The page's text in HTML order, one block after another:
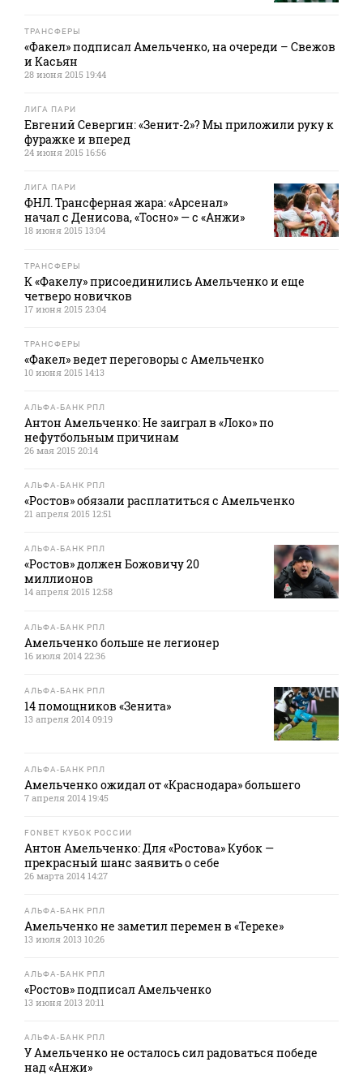
ТРАНСФЕРЫ
«Факел» подписал Амельченко, на очереди – Свежов
и Касьян
28 июня 2015 19:44
ЛИГА ПАРИ
Евгений Севергин: «Зенит-2»? Мы приложили руку к
фуражке и вперед
24 июня 2015 16:56
ЛИГА ПАРИ
ФНЛ. Трансферная жара: «Арсенал»
начал с Денисова, «Тосно» — с «Анжи»
18 июня 2015 13:04
ТРАНСФЕРЫ
К «Факелу» присоединились Амельченко и еще
четверо новичков
17 июня 2015 23:04
ТРАНСФЕРЫ
«Факел» ведет переговоры с Амельченко
10 июня 2015 14:13
АЛЬФА-БАНК РПЛ
Антон Амельченко: Не заиграл в «Локо» по
нефутбольным причинам
26 мая 2015 20:14
АЛЬФА-БАНК РПЛ
«Ростов» обязали расплатиться с Амельченко
21 апреля 2015 12:51
АЛЬФА-БАНК РПЛ
«Ростов» должен Божовичу 20
миллионов
14 апреля 2015 12:58
АЛЬФА-БАНК РПЛ
Амельченко больше не легионер
16 июля 2014 22:36
АЛЬФА-БАНК РПЛ
14 помощников «Зенита»
13 апреля 2014 09:19
АЛЬФА-БАНК РПЛ
Амельченко ожидал от «Краснодара» большего
7 апреля 2014 19:45
FONBET КУБОК РОССИИ
Антон Амельченко: Для «Ростова» Кубок —
прекрасный шанс заявить о себе
26 марта 2014 14:27
АЛЬФА-БАНК РПЛ
Амельченко не заметил перемен в «Тереке»
13 июля 2013 10:26
АЛЬФА-БАНК РПЛ
«Ростов» подписал Амельченко
13 июня 2013 20:11
АЛЬФА-БАНК РПЛ
У Амельченко не осталось сил радоваться победе
над «Анжи»